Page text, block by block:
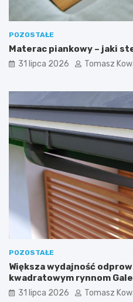
POZOSTAŁE
Materac piankowy – jaki
31 lipca 2026 Tomasz
POZOSTAŁE
Większa wydajność
kwadratowym rynnom
31 lipca 2026 Tomasz